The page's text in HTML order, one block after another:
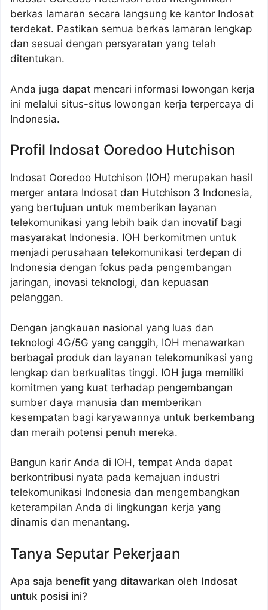
berkas lamaran secara langsung ke kantor Indosat
terdekat. Pastikan semua berkas lamaran lengkap
dan sesuai dengan persyaratan yang telah
ditentukan.
Anda juga dapat mencari informasi lowongan kerja
ini melalui situs-situs lowongan kerja terpercaya di
Indonesia.
Profil Indosat Ooredoo Hutchison
Indosat Ooredoo Hutchison (IOH) merupakan hasil
merger antara Indosat dan Hutchison 3 Indonesia,
yang bertujuan untuk memberikan layanan
telekomunikasi yang lebih baik dan inovatif bagi
masyarakat Indonesia. IOH berkomitmen untuk
menjadi perusahaan telekomunikasi terdepan di
Indonesia dengan fokus pada pengembangan
jaringan, inovasi teknologi, dan kepuasan
pelanggan.
Dengan jangkauan nasional yang luas dan
teknologi 4G/5G yang canggih, IOH menawarkan
berbagai produk dan layanan telekomunikasi yang
lengkap dan berkualitas tinggi. IOH juga memiliki
komitmen yang kuat terhadap pengembangan
sumber daya manusia dan memberikan
kesempatan bagi karyawannya untuk berkembang
dan meraih potensi penuh mereka.
Bangun karir Anda di IOH, tempat Anda dapat
berkontribusi nyata pada kemajuan industri
telekomunikasi Indonesia dan mengembangkan
keterampilan Anda di lingkungan kerja yang
dinamis dan menantang.
Tanya Seputar Pekerjaan
Apa saja benefit yang ditawarkan oleh Indosat
untuk posisi ini?